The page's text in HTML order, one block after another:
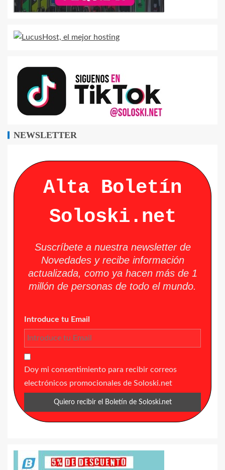
NEWSLETTER
Alta Boletín
Soloski.net
Suscríbete a nuestra newsletter de
Novedades y recibe información
actualizada, como ya hacen más de 1
millón de personas de todo el mundo.
Introduce tu Email
Doy mi consentimiento para recibir correos
electrónicos promocionales de Soloski.net